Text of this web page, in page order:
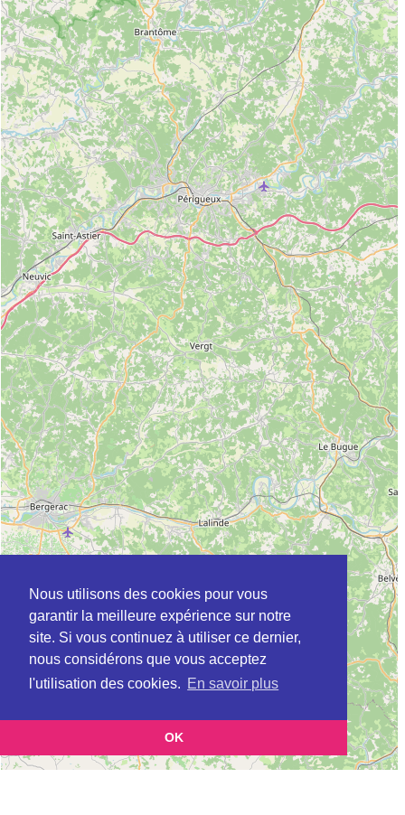
Nous utilisons des cookies pour vous
garantir la meilleure expérience sur notre
site. Si vous continuez à utiliser ce dernier,
nous considérons que vous acceptez
l'utilisation des cookies. En savoir plus
OK